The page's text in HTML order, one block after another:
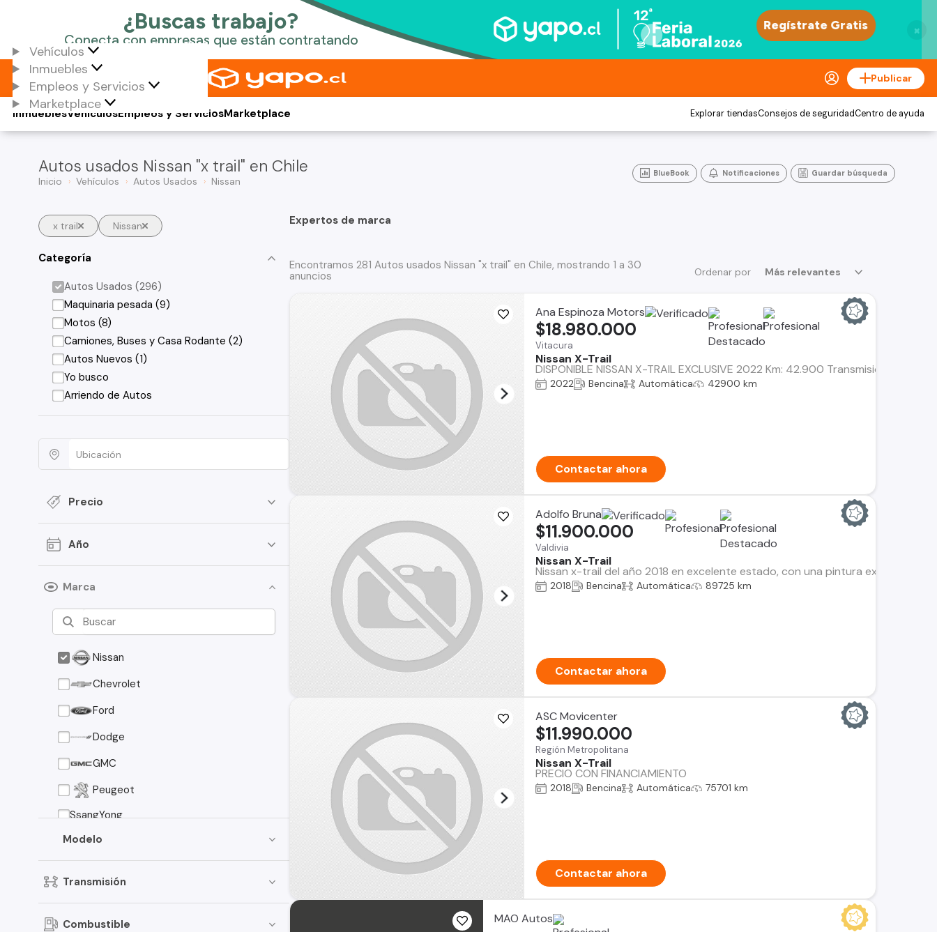
×
Vehículos
Inmuebles
Empleos y Servicios
Marketplace
Publicar
Vehículos
Inmuebles Empleos y ServiciosMarketplace Explorar tiendasConsejos de seguridadCentro de ayuda
Autos usados Nissan "x trail" en Chile
Inicio Vehículos Autos Usados Nissan
BlueBook Notificaciones Guardar búsqueda
x trail Nissan
Categoría
Autos Usados (296)
Maquinaria pesada (9)
Motos (8)
Camiones, Buses y Casa Rodante (2)
Autos Nuevos (1)
Yo busco
Arriendo de Autos
Precio
Año
Marca
Nissan
Chevrolet
Ford
Dodge
GMC
Peugeot
SsangYong
Modelo
Transmisión
Combustible
Expertos de marca
Ordenar por Más relevantes
Encontramos 281 Autos usados Nissan "x trail" en Chile, mostrando 1 a 30
anuncios
Ana Espinoza Motors
Vitacura
Nissan X-Trail
DISPONIBLE NISSAN X-TRAIL EXCLUSIVE 2022 Km: 42.900 Transmisión:
$18.980.000
2022 Bencina Automática 42900 km
Contactar ahora
Adolfo Bruna
Valdivia
Nissan X-Trail
Nissan x-trail del año 2018 en excelente estado, con una pintura exterior de
$11.900.000
2018 Bencina Automática 89725 km
Contactar ahora
ASC Movicenter
Región Metropolitana
Nissan X-Trail
PRECIO CON FINANCIAMIENTO
$11.990.000
2018 Bencina Automática 75701 km
Contactar ahora
MAO Autos